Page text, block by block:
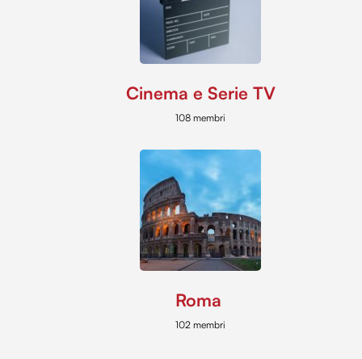
Cinema e Serie TV
108 membri
Roma
102 membri